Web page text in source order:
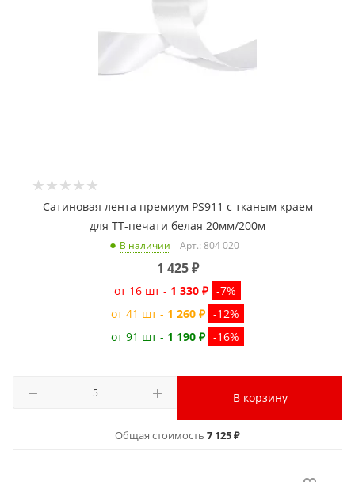
Сатиновая лента премиум PS911 с тканым краем
для ТТ-печати белая 20мм/200м
В наличии Арт.: 804 020
1 425₽
от 16 шт - 1 330 ₽ -7%
от 41 шт - 1 260 ₽ -12%
от 91 шт - 1 190 ₽ -16%
В корзину
Общая стоимость 7 125 ₽